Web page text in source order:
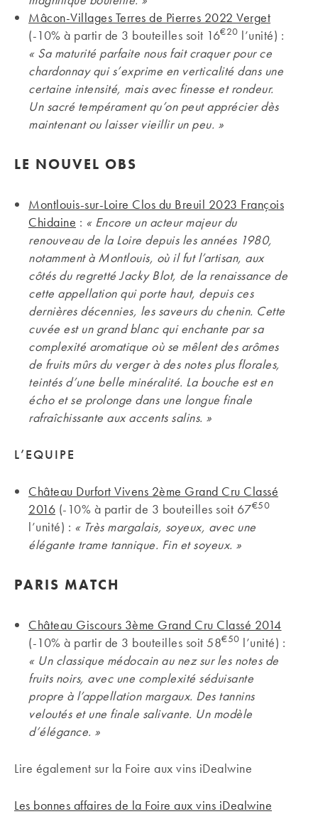
Mâcon-Villages Terres de Pierres 2022 Verget
(-10% à partir de 3 bouteilles soit 16€20 l’unité) :
« Sa maturité parfaite nous fait craquer pour ce
chardonnay qui s’exprime en verticalité dans une
certaine intensité, mais avec finesse et rondeur.
Un sacré tempérament qu’on peut apprécier dès
maintenant ou laisser vieillir un peu. »
LE NOUVEL OBS
Montlouis-sur-Loire Clos du Breuil 2023 François
Chidaine : « Encore un acteur majeur du
renouveau de la Loire depuis les années 1980,
notamment à Montlouis, où il fut l’artisan, aux
côtés du regretté Jacky Blot, de la renaissance de
cette appellation qui porte haut, depuis ces
dernières décennies, les saveurs du chenin. Cette
cuvée est un grand blanc qui enchante par sa
complexité aromatique où se mêlent des arômes
de fruits mûrs du verger à des notes plus florales,
teintés d’une belle minéralité. La bouche est en
écho et se prolonge dans une longue finale
rafraîchissante aux accents salins. »
L’EQUIPE
Château Durfort Vivens 2ème Grand Cru Classé
2016 (-10% à partir de 3 bouteilles soit 67€50
l’unité) : « Très margalais, soyeux, avec une
élégante trame tannique. Fin et soyeux. »
PARIS MATCH
Château Giscours 3ème Grand Cru Classé 2014
(-10% à partir de 3 bouteilles soit 58€50 l’unité) :
« Un classique médocain au nez sur les notes de
fruits noirs, avec une complexité séduisante
propre à l’appellation margaux. Des tannins
veloutés et une finale salivante. Un modèle
d’élégance. »
Lire également sur la Foire aux vins iDealwine
Les bonnes affaires de la Foire aux vins iDealwine